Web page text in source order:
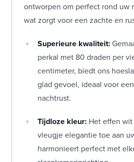
ontworpen om perfect rond uw
wat zorgt voor een zachte en
Superieure kwaliteit:
perkal met 80 draden per
centimeter, biedt ons
glad gevoel, ideaal voor
nachtrust.
Tijdloze kleur: Het effen
vleugje elegantie toe aan
harmonieert perfect met